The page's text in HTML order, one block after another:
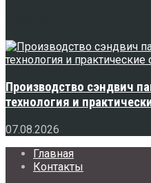
Производство сэндвич
технология и
07.08.2026
Главная
Контакты